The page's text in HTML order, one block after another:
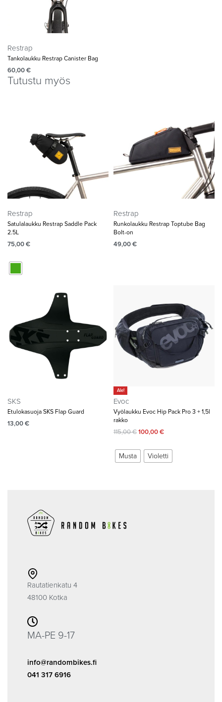
Restrap
Tankolaukku Restrap Canister Bag
60,00€
Tutustu myös
Restrap
Satulalaukku Restrap Saddle Pack
2.5L
75,00€
Restrap
Runkolaukku Restrap Toptube Bag
Bolt-on
49,00€
SKS
Etulokasuoja SKS Flap Guard
13,00€
Ale!
Evoc
Vyölaukku Evoc Hip Pack Pro 3 + 1,5l
rakko
115,00€100,00€
Musta Violetti
Rautatienkatu 4
48100 Kotka
MA-PE 9-17
info@randombikes.fi
041 317 6916